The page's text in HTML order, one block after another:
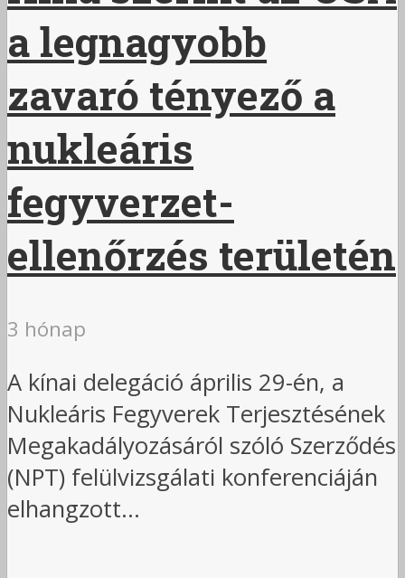
a legnagyobb
zavaró tényező a
nukleáris
fegyverzet-
ellenőrzés területén
3 hónap
A kínai delegáció április 29-én, a
Nukleáris Fegyverek Terjesztésének
Megakadályozásáról szóló Szerződés
(NPT) felülvizsgálati konferenciáján
elhangzott...